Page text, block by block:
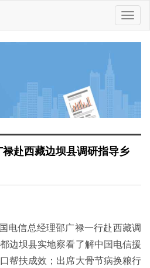
中
国
赴西藏边坝县调研指导乡
电信总经理邵广禄一行赴西藏调
边坝县实地察看了解中国电信援
帮扶成效；出席大骨节病换粮行